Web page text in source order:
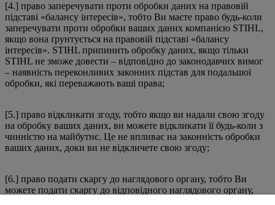
[4.] право заперечувати проти обробки даних на правовій
підставі «балансу інтересів», тобто Ви маєте право будь-коли
заперечувати проти обробки ваших даних компанією STIHL,
якщо вона ґрунтується на правовій підставі «балансу
інтересів». STIHL припинить обробку даних, якщо тільки
STIHL не зможе довести – відповідно до законодавчих вимог
– наявність переконливих законних підстав для подальшої
обробки, які переважають ваші права;
[5.] право відкликати згоду, тобто якщо ви надали свою згоду
на обробку ваших даних, ви можете відкликати її будь-коли з
чинністю на майбутнє. Це не впливає на законність обробки
ваших даних, доки ви не відкличете свою згоду;
[6.] право подати скаргу до наглядового органу, тобто Ви
можете подати скаргу до відповідного наглядового органу,